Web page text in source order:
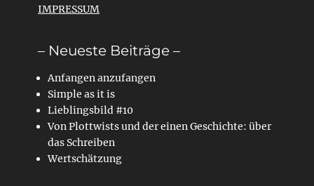
IMPRESSUM
– Neueste Beiträge –
Anfangen anzufangen
Simple as it is
Lieblingsbild #10
Von Plottwists und der einen Geschichte: über
das Schreiben
Wertschätzung